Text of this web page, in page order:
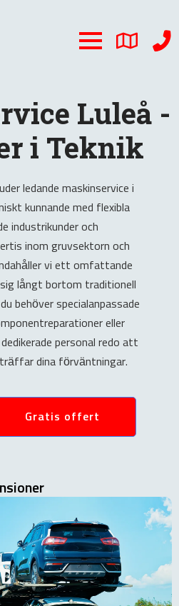
Luleå -
i Teknik
ledande maskinservice i
kunnande med flexibla
industrikunder och
inom gruvsektorn och
vi ett omfattande
långt bortom traditionell
behöver specialanpassade
eller
personal redo att
dina förväntningar.
Gratis offert